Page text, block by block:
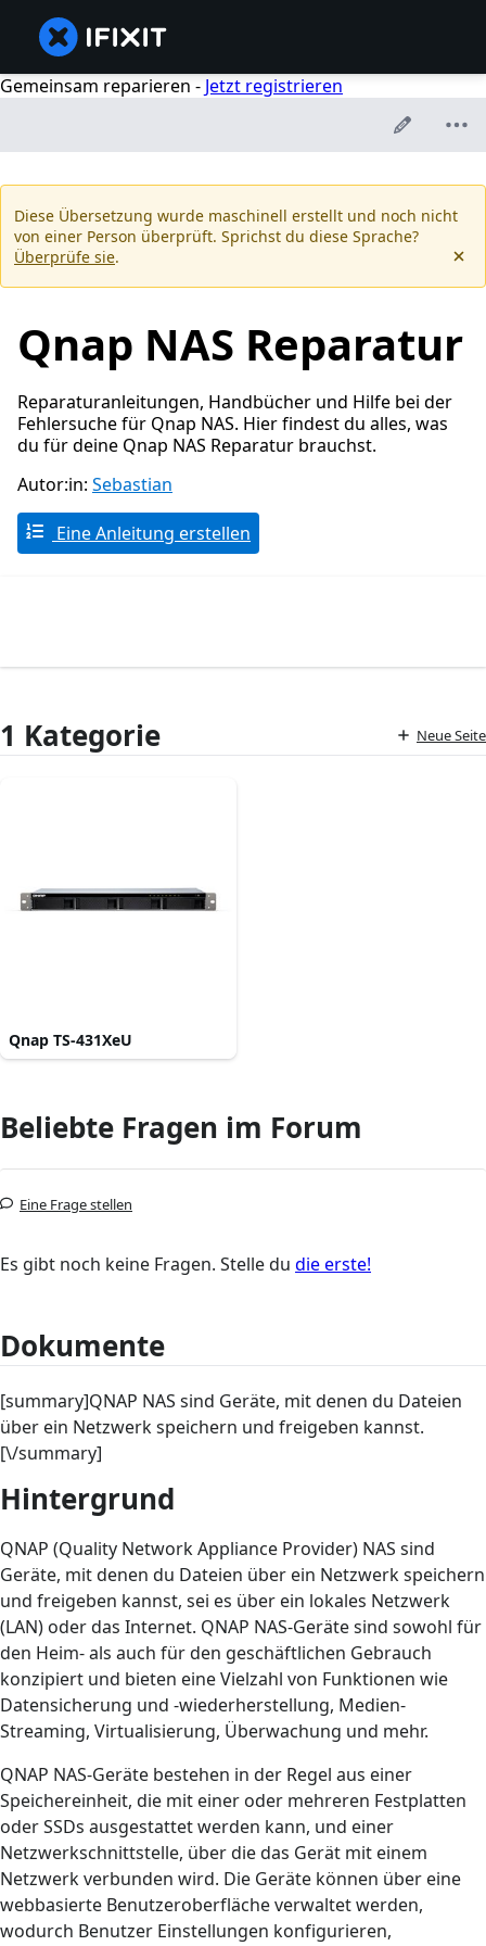
Gemeinsam reparieren - Jetzt registrieren
Diese Übersetzung wurde maschinell erstellt und noch nicht
von einer Person überprüft. Sprichst du diese Sprache?
Überprüfe sie.
Qnap NAS Reparatur
Reparaturanleitungen, Handbücher und Hilfe bei der
Fehlersuche für Qnap NAS. Hier findest du alles, was
du für deine Qnap NAS Reparatur brauchst.
Autor:in: Sebastian
Eine Anleitung erstellen
1 Kategorie Neue Seite
Qnap TS-431XeU
Beliebte Fragen im Forum
Eine Frage stellen
Es gibt noch keine Fragen. Stelle du die erste!
Dokumente
[summary]QNAP NAS sind Geräte, mit denen du Dateien
über ein Netzwerk speichern und freigeben kannst.
[\/summary]
Hintergrund
QNAP (Quality Network Appliance Provider) NAS sind
Geräte, mit denen du Dateien über ein Netzwerk speichern
und freigeben kannst, sei es über ein lokales Netzwerk
(LAN) oder das Internet. QNAP NAS-Geräte sind sowohl für
den Heim- als auch für den geschäftlichen Gebrauch
konzipiert und bieten eine Vielzahl von Funktionen wie
Datensicherung und -wiederherstellung, Medien-
Streaming, Virtualisierung, Überwachung und mehr.
QNAP NAS-Geräte bestehen in der Regel aus einer
Speichereinheit, die mit einer oder mehreren Festplatten
oder SSDs ausgestattet werden kann, und einer
Netzwerkschnittstelle, über die das Gerät mit einem
Netzwerk verbunden wird. Die Geräte können über eine
webbasierte Benutzeroberfläche verwaltet werden,
wodurch Benutzer Einstellungen konfigurieren,